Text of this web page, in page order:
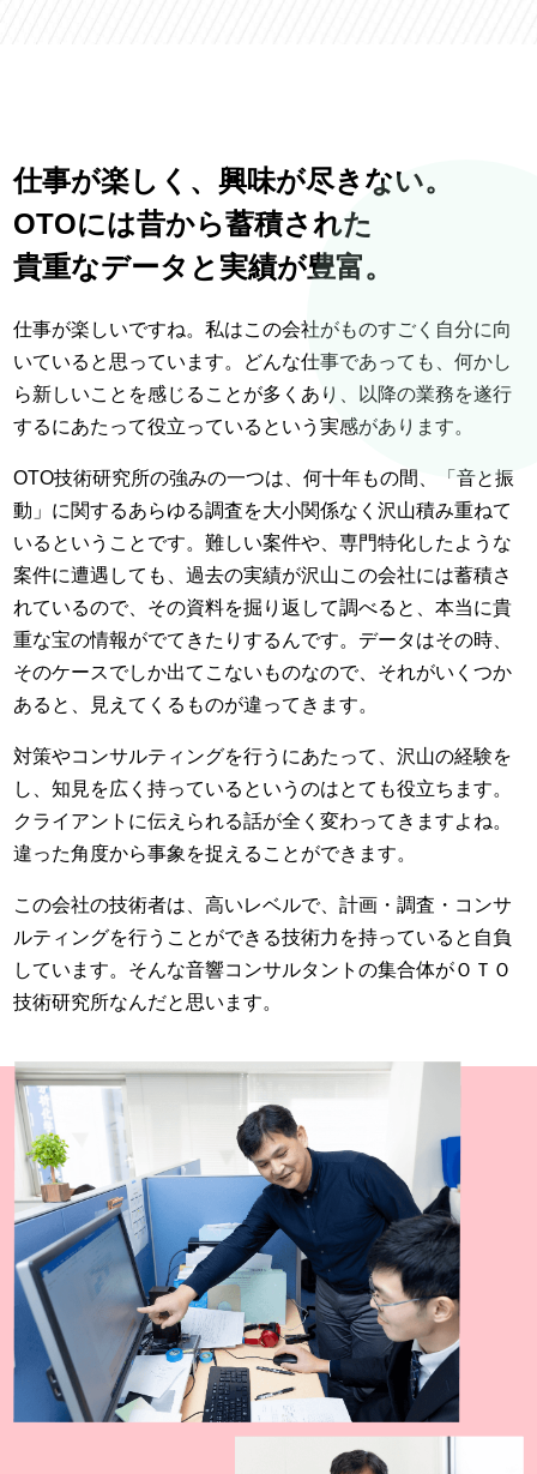
仕事が楽しく、興味が尽きない。
OTOには昔から蓄積された
貴重なデータと実績が豊富。
仕事が楽しいですね。私はこの会社がものすごく自分に向
いていると思っています。どんな仕事であっても、何かし
ら新しいことを感じることが多くあり、以降の業務を遂行
するにあたって役立っているという実感があります。
OTO技術研究所の強みの一つは、何十年もの間、「音と振
動」に関するあらゆる調査を大小関係なく沢山積み重ねて
いるということです。難しい案件や、専門特化したような
案件に遭遇しても、過去の実績が沢山この会社には蓄積さ
れているので、その資料を掘り返して調べると、本当に貴
重な宝の情報がでてきたりするんです。データはその時、
そのケースでしか出てこないものなので、それがいくつか
あると、見えてくるものが違ってきます。
対策やコンサルティングを行うにあたって、沢山の経験を
し、知見を広く持っているというのはとても役立ちます。
クライアントに伝えられる話が全く変わってきますよね。
違った角度から事象を捉えることができます。
この会社の技術者は、高いレベルで、計画・調査・コンサ
ルティングを行うことができる技術力を持っていると自負
しています。そんな音響コンサルタントの集合体がＯＴＯ
技術研究所なんだと思います。